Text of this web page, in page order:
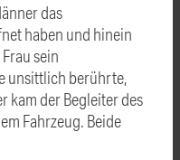
das
haben und hinein
sein
unsittlich berührte,
kam der Begleiter des
Fahrzeug. Beide